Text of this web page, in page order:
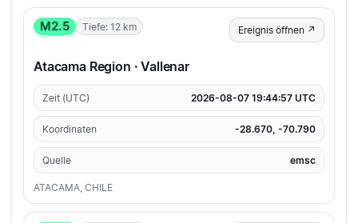
M2.5 Tiefe: 12 km Ereignis öffnen ↗
Atacama Region · Vallenar
Zeit (UTC) 2026-08-07 19:44:57 UTC
Koordinaten -28.670, -70.790
Quelle emsc
ATACAMA, CHILE